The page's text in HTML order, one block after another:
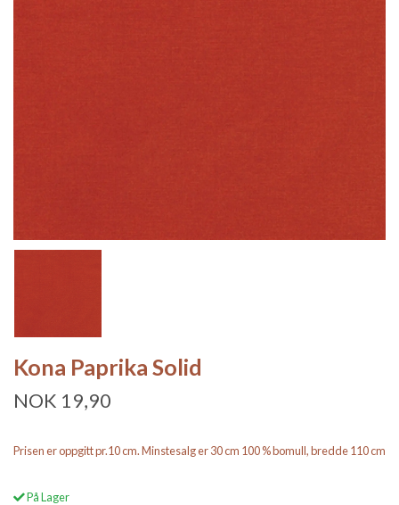
Kona Paprika Solid
NOK 19,90
Prisen er oppgitt pr.10 cm. Minstesalg er 30 cm 100 % bomull, bredde 110 cm
På Lager